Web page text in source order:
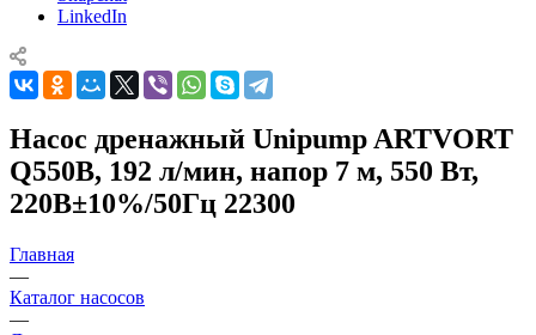
LinkedIn
Насос дренажный Unipump ARTVORT
Q550B, 192 л/мин, напор 7 м, 550 Вт,
220В±10%/50Гц 22300
Главная
—
Каталог насосов
—